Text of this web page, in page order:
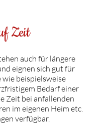
Zeit
auch für längere
eignen sich gut für
beispielsweise
Bedarf einer
Zeit bei anfallenden
im eigenen Heim etc.
verfügbar.